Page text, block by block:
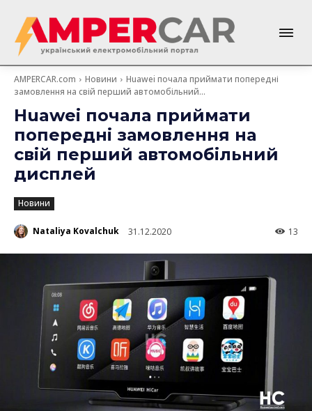
AMPERCAR.com Новини
Huawei почала приймати попередні
замовлення на свій перший автомобільний...
Huawei почала приймати
попередні замовлення на
свій перший автомобільний
дисплей
Новини
Nataliya Kovalchuk 31.12.2020 13